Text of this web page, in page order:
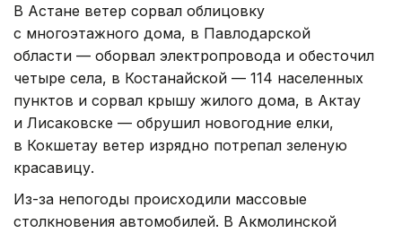
В Астане ветер сорвал облицовку
с многоэтажного дома, в Павлодарской
области — оборвал электропровода и обесточил
четыре села, в Костанайской — 114 населенных
пунктов и сорвал крышу жилого дома, в Актау
и Лисаковске — обрушил новогодние елки,
в Кокшетау ветер изрядно потрепал зеленую
красавицу.
Из-за непогоды происходили массовые
столкновения автомобилей. В Акмолинской